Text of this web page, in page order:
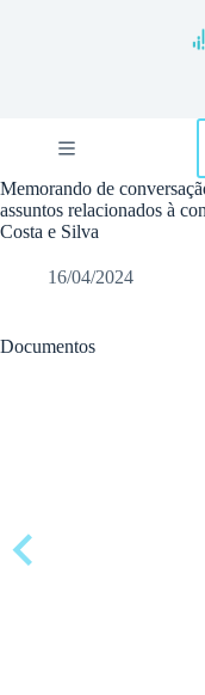
a
o
c
ú
Memorando de
assuntos relacionados à
Costa e Silva
16/04/2024
Documentos